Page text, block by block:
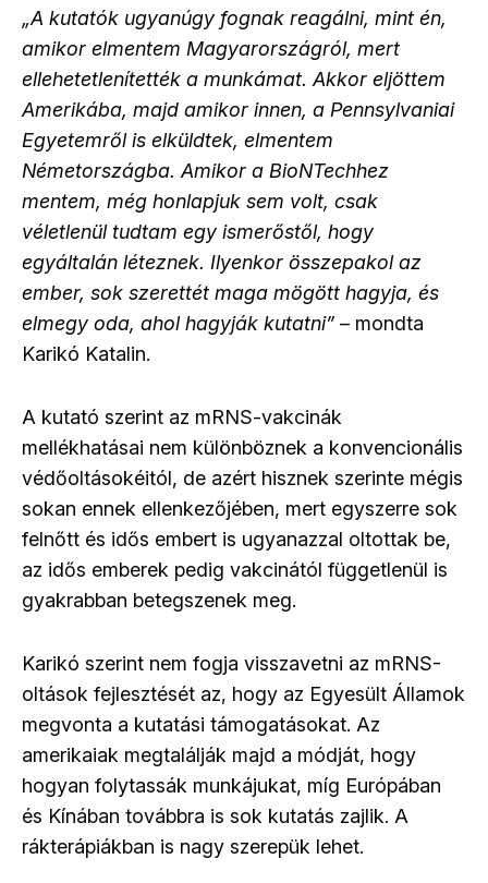
„A kutatók ugyanúgy fognak reagálni, mint én,
amikor elmentem Magyarországról, mert
ellehetetlenítették a munkámat. Akkor eljöttem
Amerikába, majd amikor innen, a Pennsylvaniai
Egyetemről is elküldtek, elmentem
Németországba. Amikor a BioNTechhez
mentem, még honlapjuk sem volt, csak
véletlenül tudtam egy ismerőstől, hogy
egyáltalán léteznek. Ilyenkor összepakol az
ember, sok szerettét maga mögött hagyja, és
elmegy oda, ahol hagyják kutatni” – mondta
Karikó Katalin.
A kutató szerint az mRNS-vakcinák
mellékhatásai nem különböznek a konvencionális
védőoltásokéitól, de azért hisznek szerinte mégis
sokan ennek ellenkezőjében, mert egyszerre sok
felnőtt és idős embert is ugyanazzal oltottak be,
az idős emberek pedig vakcinától függetlenül is
gyakrabban betegszenek meg.
Karikó szerint nem fogja visszavetni az mRNS-
oltások fejlesztését az, hogy az Egyesült Államok
megvonta a kutatási támogatásokat. Az
amerikaiak megtalálják majd a módját, hogy
hogyan folytassák munkájukat, míg Európában
és Kínában továbbra is sok kutatás zajlik. A
rákterápiákban is nagy szerepük lehet.